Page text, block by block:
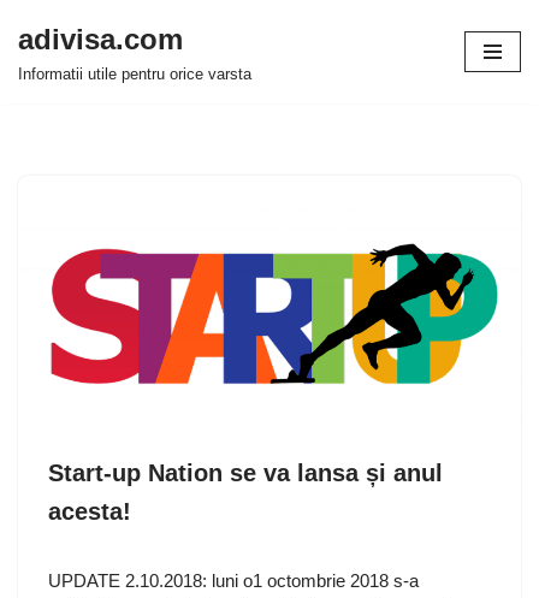
Sari
adivisa.com
Informatii utile pentru orice varsta
Start-up Nation se va lansa și anul
acesta!
UPDATE 2.10.2018: luni o1 octombrie 2018 s-a